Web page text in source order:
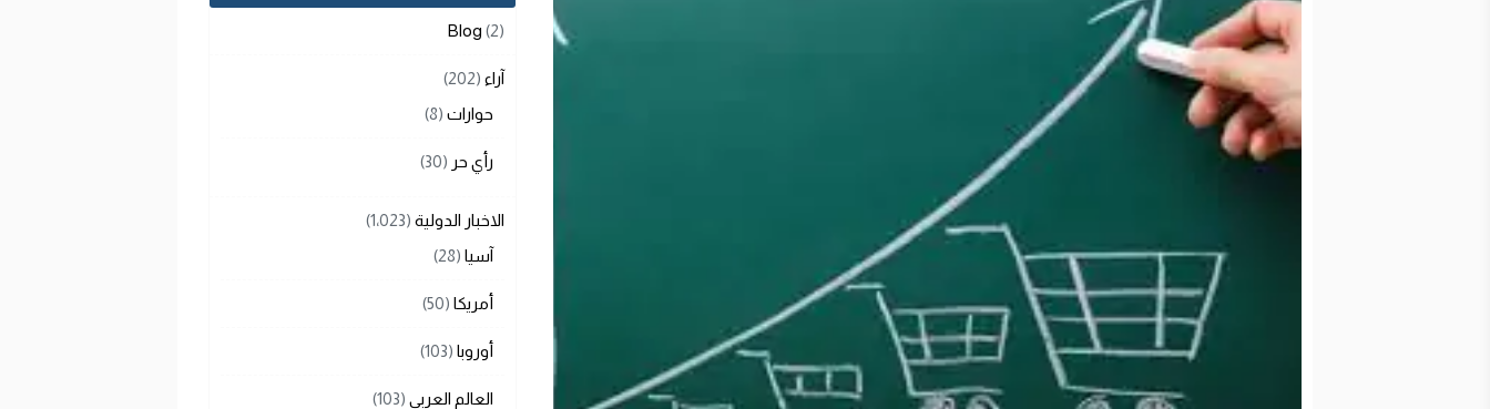
Blog (2)
آراء (202)
حوارات (8)
رأي حر (30)
الاخبار الدولية (1٬023)
آسيا (28)
أمريكا (50)
أوروبا (103)
العالم العربي (103)